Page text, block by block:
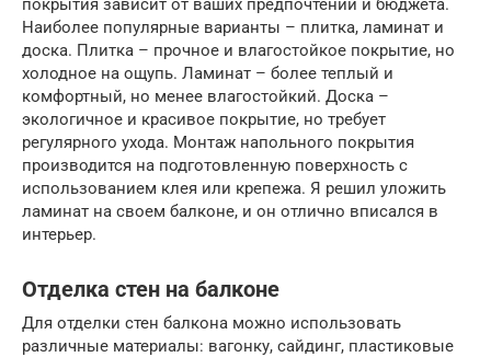
покрытия зависит от ваших предпочтений и бюджета.
Наиболее популярные варианты – плитка, ламинат и
доска. Плитка – прочное и влагостойкое покрытие, но
холодное на ощупь. Ламинат – более теплый и
комфортный, но менее влагостойкий. Доска –
экологичное и красивое покрытие, но требует
регулярного ухода. Монтаж напольного покрытия
производится на подготовленную поверхность с
использованием клея или крепежа. Я решил уложить
ламинат на своем балконе, и он отлично вписался в
интерьер.
Отделка стен на балконе
Для отделки стен балкона можно использовать
различные материалы: вагонку, сайдинг, пластиковые